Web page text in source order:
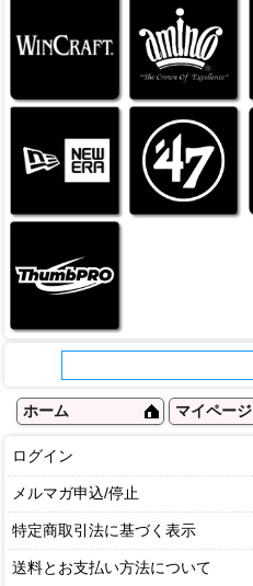
ホーム マイページ
ログイン
メルマガ申込/停止
特定商取引法に基づく表示
送料とお支払い方法について